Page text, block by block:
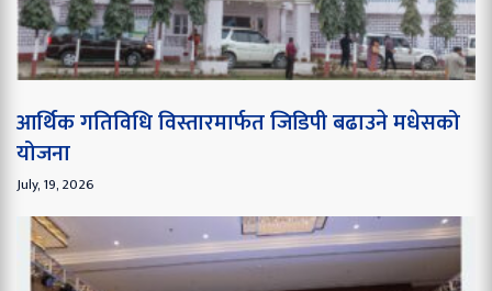
आर्थिक गतिविधि विस्तारमार्फत जिडिपी बढाउने मधेसको
योजना
July, 19, 2026